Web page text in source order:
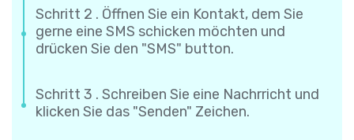
Schritt 2 . Öffnen Sie ein Kontakt, dem Sie
gerne eine SMS schicken möchten und
drücken Sie den "SMS" button.
Schritt 3 . Schreiben Sie eine Nachrricht und
klicken Sie das "Senden" Zeichen.